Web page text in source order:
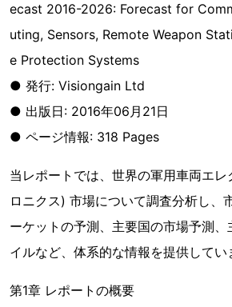
ecast 2016-2026: Forecast for
uting, Sensors, Remote Weapon
e Protection Systems
● 発行: Visiongain Ltd
● 出版日: 2016年06月21日
● ページ情報: 318 Pages
当レポートでは、世界の軍用車両エレ
ロニクス) 市場について調査分析し、
ーケットの予測、主要国の市場予測
イルなど、体系的な情報を提供してい
第1章 レポートの概要